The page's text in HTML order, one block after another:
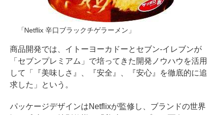
「Netflix 辛口ブラックチゲラーメン」
商品開発では、イトーヨーカドーとセブン-イレブンが
「セブンプレミアム」で培ってきた開発ノウハウを活用
して「『美味しさ』、『安全』、『安心』を徹底的に追
求した」という。
パッケージデザインはNetflixが監修し、ブランドの世界